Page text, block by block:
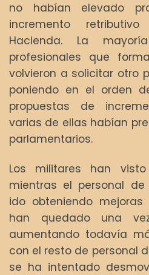
no habían elevado
incremento
Hacienda. La
profesionales que
volvieron a solicitar otro
poniendo en el orden
propuestas de
varias de ellas habían
parlamentarios.
Los militares han
mientras el personal
ido obteniendo
han quedado una
aumentando todavía
con el resto de personal
se ha intentado